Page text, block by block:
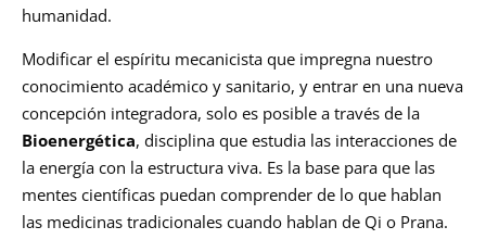
humanidad.
Modificar el espíritu mecanicista que impregna nuestro
conocimiento académico y sanitario, y entrar en una nueva
concepción integradora, solo es posible a través de la
Bioenergética, disciplina que estudia las interacciones de
la energía con la estructura viva. Es la base para que las
mentes científicas puedan comprender de lo que hablan
las medicinas tradicionales cuando hablan de Qi o Prana.